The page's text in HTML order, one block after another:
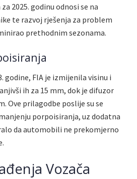
2025. godinu odnosi se na
te razvoj rješenja za problem
prethodnim sezonama.
godine, FIA je izmijenila visinu i
ih za 15 mm, dok je difuzor
Ove prilagodbe poslije su se
porpoisiranja, uz dodatna
da automobili ne prekomjerno
Vozača